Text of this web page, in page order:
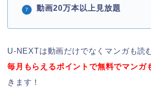
動画20万本以上見放題
U-NEXTは動画だけでなくマンガも読
毎月もらえるポイントで無料でマンガ
きます！